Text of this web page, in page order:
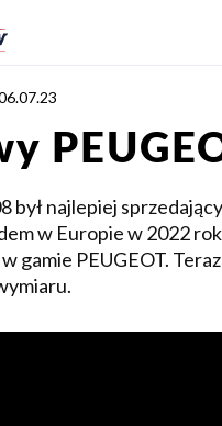
Koncepcyjne
był najlepiej
w Europie w 2022
gamie PEUGEOT.